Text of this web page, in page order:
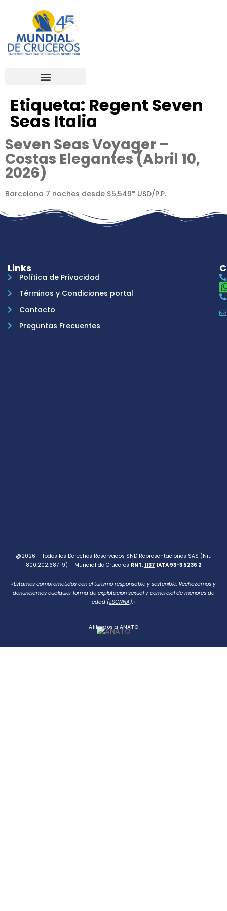
Etiqueta: Regent Seven
Seas Italia
Seven Seas Voyager –
Costas Elegantes (Abril 10,
2026)
Barcelona 7 noches desde $5,549* USD/P.P.
Links
Política de Privacidad
Términos y Condiciones portal
Contacto
Preguntas Frecuentes
@2026 – Todos los Derechos Reservados SND Representaciones SAS (Nit.
800.202.687-9) – Mundial de Cruceros RNT. 1137 IATA 93-3 5236 2
«Estamos comprometidos con el turismo responsable y sostenible: Rechazamos y
denunciamos cualquier forma de explotación sexual y comercial de menores de
edad (ESCNNA).»
Afiliados a ANATO